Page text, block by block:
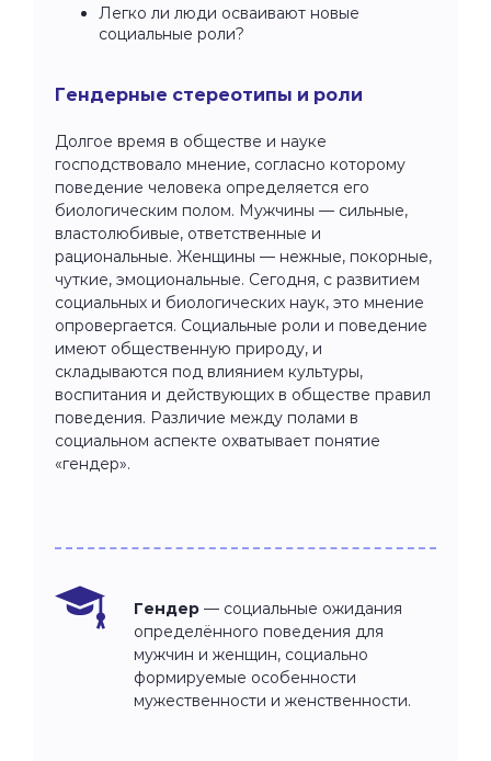
Легко ли люди осваивают новые
социальные роли?
Гендерные стереотипы и роли
Долгое время в обществе и науке
господствовало мнение, согласно которому
поведение человека определяется его
биологическим полом. Мужчины — сильные,
властолюбивые, ответственные и
рациональные. Женщины — нежные, покорные,
чуткие, эмоциональные. Сегодня, с развитием
социальных и биологических наук, это мнение
опровергается. Социальные роли и поведение
имеют общественную природу, и
складываются под влиянием культуры,
воспитания и действующих в обществе правил
поведения. Различие между полами в
социальном аспекте охватывает понятие
«гендер».
Гендер — социальные ожидания
определённого поведения для
мужчин и женщин, социально
формируемые особенности
мужественности и женственности.